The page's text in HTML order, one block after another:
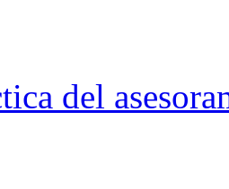
del